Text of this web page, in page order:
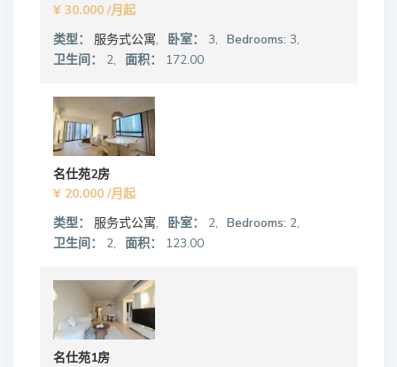
¥ 30.000 /月起
类型：
服务式公寓, 卧室： 3, Bedrooms: 3,
卫生间：
2, 面积： 172.00
名仕苑2房
¥ 20.000 /月起
类型：
服务式公寓, 卧室： 2, Bedrooms: 2,
卫生间：
2, 面积： 123.00
名仕苑1房